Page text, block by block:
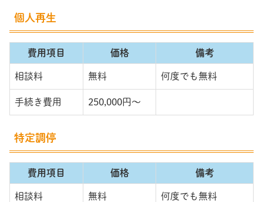
個人再生
費用項目 価格 備考
相談料 無料 何度でも無料
手続き費用 250,000円～
特定調停
費用項目 価格 備考
相談料 無料 何度でも無料